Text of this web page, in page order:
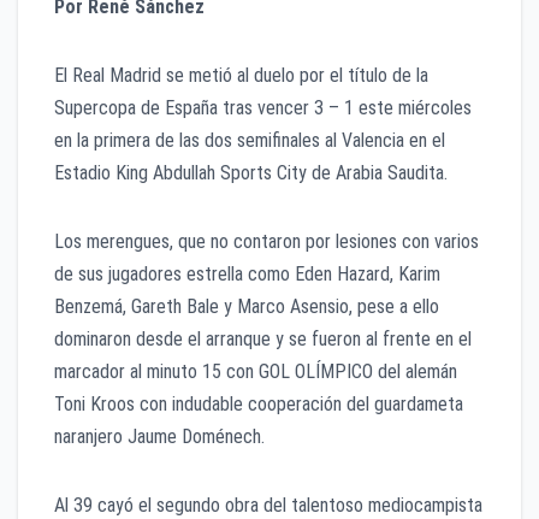
Por René Sánchez
El Real Madrid se metió al duelo por el título de la
Supercopa de España tras vencer 3 – 1 este miércoles
en la primera de las dos semifinales al Valencia en el
Estadio King Abdullah Sports City de Arabia Saudita.
Los merengues, que no contaron por lesiones con varios
de sus jugadores estrella como Eden Hazard, Karim
Benzemá, Gareth Bale y Marco Asensio, pese a ello
dominaron desde el arranque y se fueron al frente en el
marcador al minuto 15 con GOL OLÍMPICO del alemán
Toni Kroos con indudable cooperación del guardameta
naranjero Jaume Doménech.
Al 39 cayó el segundo obra del talentoso mediocampista